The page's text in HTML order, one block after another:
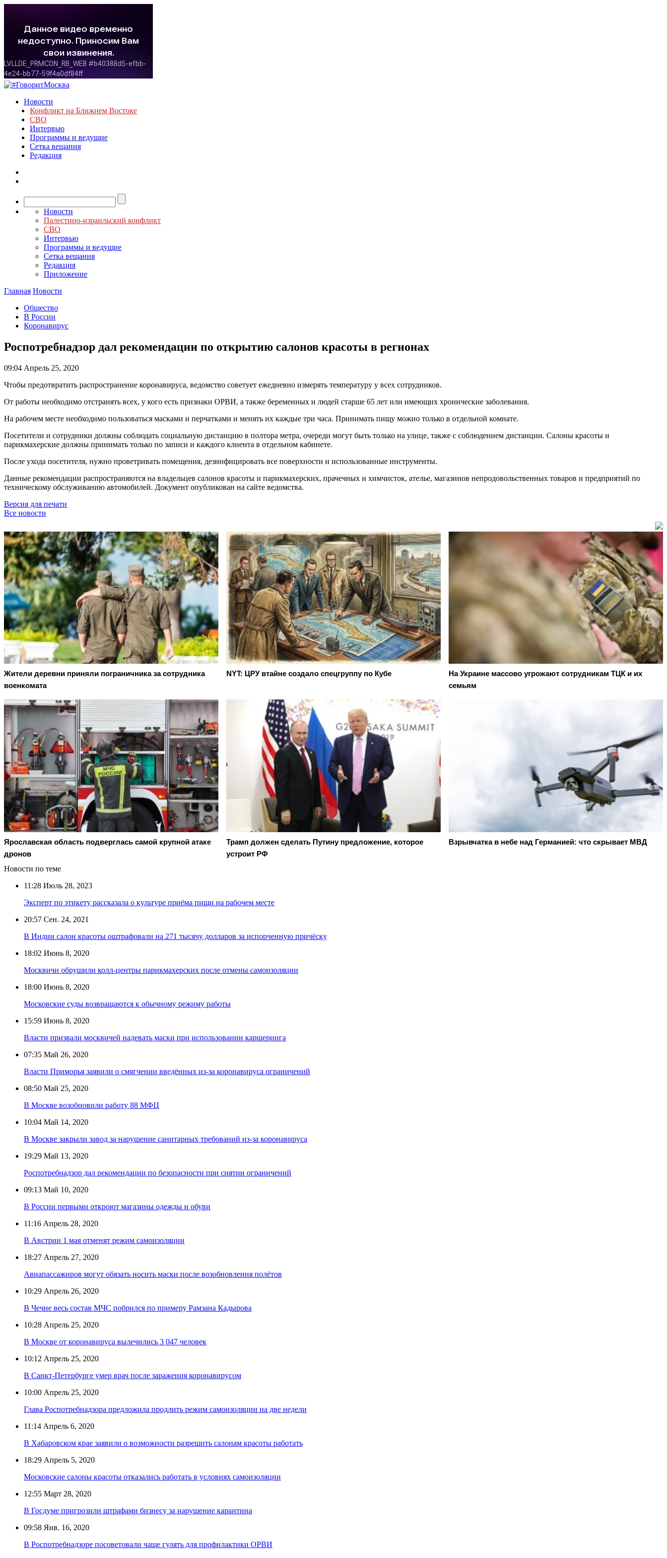
Новости
Конфликт на Ближнем Востоке
СВО
Интервью
Программы и ведущие
Сетка вещания
Редакция
Новости
Палестино-израильский конфликт
СВО
Интервью
Программы и ведущие
Сетка вещания
Редакция
Приложение
Главная Новости
Общество
В России
Коронавирус
Роспотребнадзор дал рекомендации по открытию салонов красоты в регионах
09:04 Апрель 25, 2020
Чтобы предотвратить распространение коронавируса, ведомство советует ежедневно измерять температуру у всех сотрудников.
От работы необходимо отстранять всех, у кого есть признаки ОРВИ, а также беременных и людей старше 65 лет или имеющих хронические заболевания.
На рабочем месте необходимо пользоваться масками и перчатками и менять их каждые три часа. Принимать пищу можно только в отдельной комнате.
Посетители и сотрудники должны соблюдать социальную дистанцию в полтора метра, очереди могут быть только на улице, также с соблюдением дистанции. Салоны красоты и
парикмахерские должны принимать только по записи и каждого клиента в отдельном кабинете.
После ухода посетителя, нужно проветривать помещения, дезинфицировать все поверхности и использованные инструменты.
Данные рекомендации распространяются на владельцев салонов красоты и парикмахерских, прачечных и химчисток, ателье, магазинов непродовольственных товаров и предприятий по
техническому обслуживанию автомобилей. Документ опубликован на сайте ведомства.
Версия для печати
Все новости
Жители деревни приняли пограничника за сотрудника
военкомата
NYT: ЦРУ втайне создало спецгруппу по Кубе
На Украине массово угрожают сотрудникам ТЦК и их
семьям
Ярославская область подверглась самой крупной атаке
дронов
Трамп должен сделать Путину предложение, которое
устроит РФ
Взрывчатка в небе над Германией: что скрывает МВД
Новости по теме
11:28 Июль 28, 2023
Эксперт по этикету рассказала о культуре приёма пищи на рабочем месте
20:57 Сен. 24, 2021
В Индии салон красоты оштрафовали на 271 тысячу долларов за испорченную причёску
18:02 Июнь 8, 2020
Москвичи обрушили колл-центры парикмахерских после отмены самоизоляции
18:00 Июнь 8, 2020
Московские суды возвращаются к обычному режиму работы
15:59 Июнь 8, 2020
Власти призвали москвичей надевать маски при использовании каршеринга
07:35 Май 26, 2020
Власти Приморья заявили о смягчении введённых из-за коронавируса ограничений
08:50 Май 25, 2020
В Москве возобновили работу 88 МФЦ
10:04 Май 14, 2020
В Москве закрыли завод за нарушение санитарных требований из-за коронавируса
19:29 Май 13, 2020
Роспотребнадзор дал рекомендации по безопасности при снятии ограничений
09:13 Май 10, 2020
В России первыми откроют магазины одежды и обуви
11:16 Апрель 28, 2020
В Австрии 1 мая отменят режим самоизоляции
18:27 Апрель 27, 2020
Авиапассажиров могут обязать носить маски после возобновления полётов
10:29 Апрель 26, 2020
В Чечне весь состав МЧС побрился по примеру Рамзана Кадырова
10:28 Апрель 25, 2020
В Москве от коронавируса вылечились 3 047 человек
10:12 Апрель 25, 2020
В Санкт-Петербурге умер врач после заражения коронавирусом
10:00 Апрель 25, 2020
Глава Роспотребнадзора предложила продлить режим самоизоляции на две недели
11:14 Апрель 6, 2020
В Хабаровском крае заявили о возможности разрешить салонам красоты работать
18:29 Апрель 5, 2020
Московские салоны красоты отказались работать в условиях самоизоляции
12:55 Март 28, 2020
В Госдуме пригрозили штрафами бизнесу за нарушение карантина
09:58 Янв. 16, 2020
В Роспотребнадзоре посоветовали чаще гулять для профилактики ОРВИ